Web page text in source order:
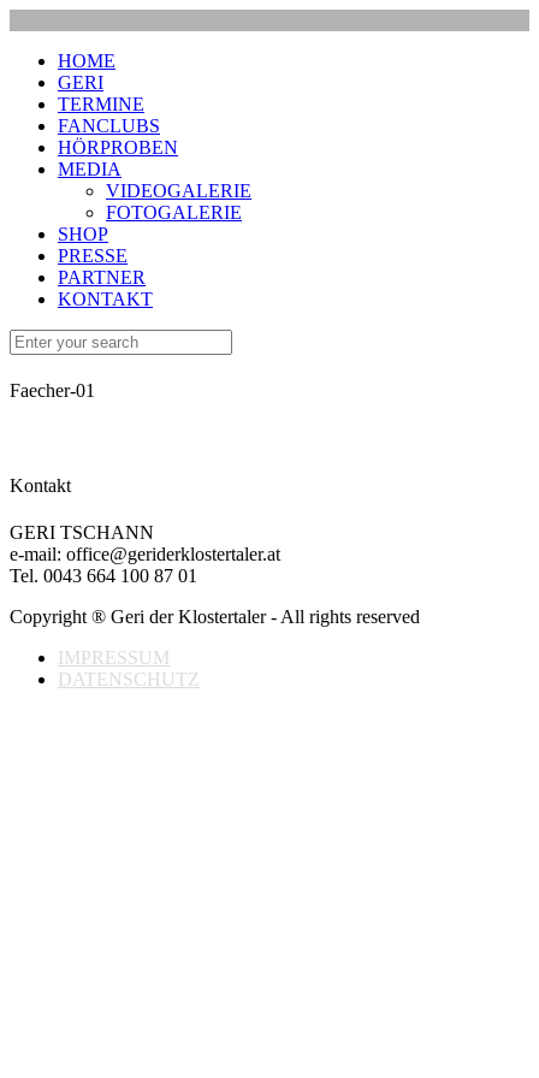
HOME
GERI
TERMINE
FANCLUBS
HÖRPROBEN
MEDIA
VIDEOGALERIE
FOTOGALERIE
SHOP
PRESSE
PARTNER
KONTAKT
Faecher-01
Kontakt
GERI TSCHANN
e-mail: office@geriderklostertaler.at
Tel. 0043 664 100 87 01
Copyright ® Geri der Klostertaler - All rights reserved
IMPRESSUM
DATENSCHUTZ